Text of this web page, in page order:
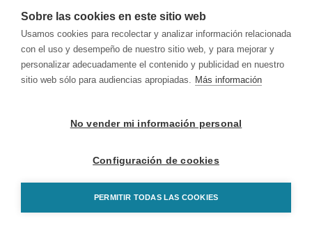
Sobre las cookies en este sitio web
Usamos cookies para recolectar y analizar información relacionada
con el uso y desempeño de nuestro sitio web, y para mejorar y
personalizar adecuadamente el contenido y publicidad en nuestro
sitio web sólo para audiencias apropiadas. Más información
No vender mi información personal
Configuración de cookies
PERMITIR TODAS LAS COOKIES